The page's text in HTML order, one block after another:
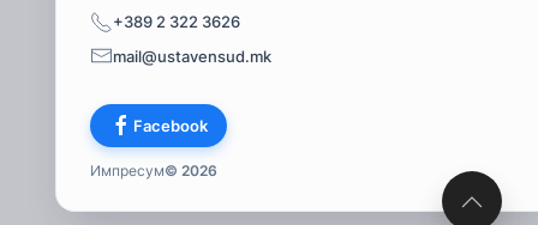
+389 2 322 3626
mail@ustavensud.mk
Facebook
Импресум© 2026